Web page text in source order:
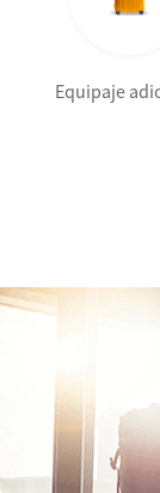
Equipaje